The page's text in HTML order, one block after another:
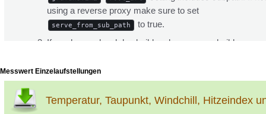
Messwert Einzelaufstellungen
Temperatur, Taupunkt, Windchill, Hitzeindex